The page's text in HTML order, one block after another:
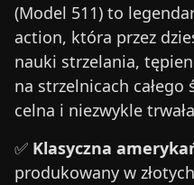
(Model 511) to
action, która przez
nauki strzelania,
na strzelnicach
celna i niezwykle
✅ Klasyczna
produkowany w